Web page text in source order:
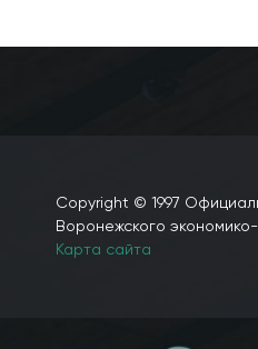
Copyright © 1997
Воронежского
Карта сайта